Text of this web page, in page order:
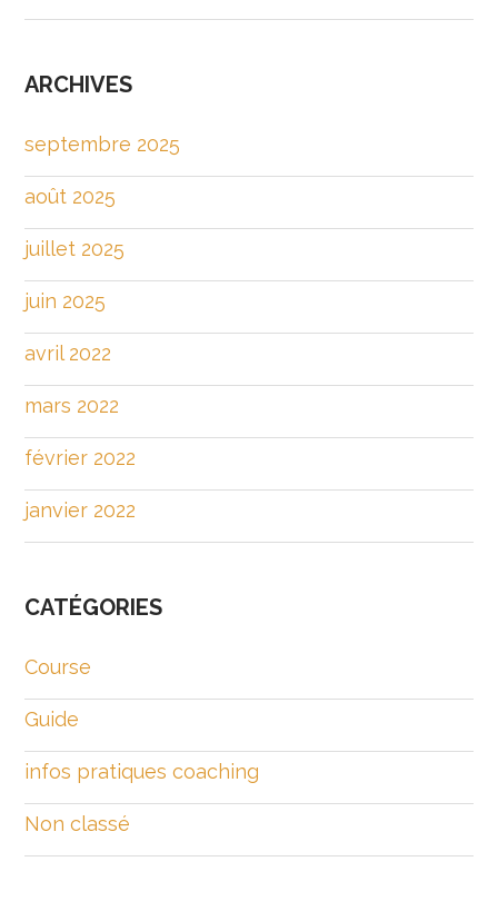
ARCHIVES
septembre 2025
août 2025
juillet 2025
juin 2025
avril 2022
mars 2022
février 2022
janvier 2022
CATÉGORIES
Course
Guide
infos pratiques coaching
Non classé